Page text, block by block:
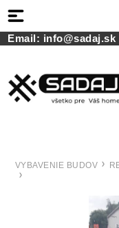
Email: info@sadaj.sk
VYBAVENIE BUDOV